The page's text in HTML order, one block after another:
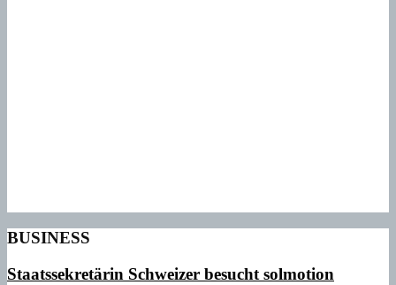
BUSINESS
Staatssekretärin Schweizer besucht solmotion